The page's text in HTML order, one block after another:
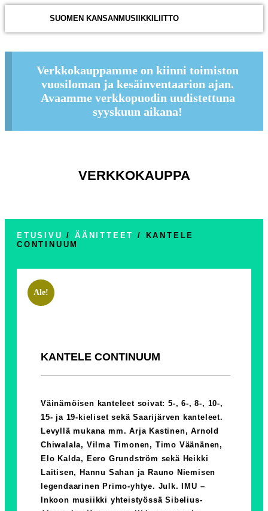
SUOMEN KANSANMUSIIKKILIITTO
Verkkokauppamme on kiinni toimiston
vuosiloman ja kesäinventaarion ajan.
Avaamme verkkopuodin uudistettuna
syyskuun aikana!
VERKKOKAUPPA
ETUSIVU /ÄÄNITTEET
/ KANTELE
CONTINUUM
Ale!
KANTELE CONTINUUM
Väinämöisen kanteleet soivat: 5-, 6-, 8-, 10-,
15- ja 19-kieliset sekä Saarijärven kanteleet.
Levyllä mukana mm. Arja Kastinen, Arnold
Chiwalala, Vilma Timonen, Timo Väänänen,
Elo Kalda, Eero Grundström sekä Heikki
Laitisen, Hannu Sahan ja Rauno Niemisen
legendaarinen Primo-yhtye. Julk. IMU –
Inkoon musiikki yhteistyössä Sibelius-